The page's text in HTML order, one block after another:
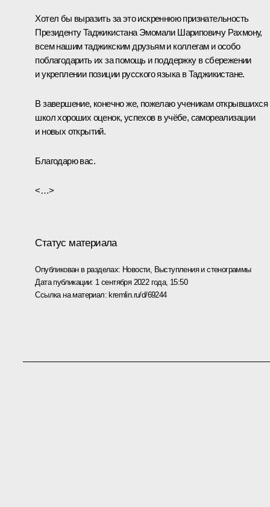
Хотел бы выразить за это искреннюю признательность
Президенту Таджикистана Эмомали Шариповичу Рахмону,
всем нашим таджикским друзьям и коллегам и особо
поблагодарить их за помощь и поддержку в сбережении
и укреплении позиции русского языка в Таджикистане.
В завершение, конечно же, пожелаю ученикам открывшихся
школ хороших оценок, успехов в учёбе, самореализации
и новых открытий.
Благодарю вас.
<…>
Статус материала
Опубликован в разделах: Новости, Выступления и стенограммы
Дата публикации: 1 сентября 2022 года, 15:50
Ссылка на материал: kremlin.ru/d/69244